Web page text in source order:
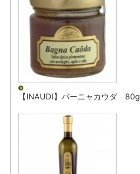
【INAUDI】バーニャカウダ 80g